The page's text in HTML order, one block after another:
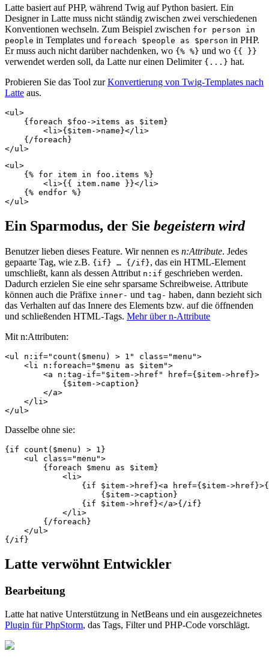
Latte basiert auf PHP, während Twig auf Python basiert. Ein
Designer in Latte muss nicht ständig zwischen zwei verschiedenen
Konventionen wechseln. Zum Beispiel zwischen for person in
people in Templates und foreach $people as $person in PHP.
Er muss auch nicht darüber nachdenken, wo {% %} und wo {{ }}
verwendet werden soll, da Latte nur einen Delimiter {...} hat.
Probieren Sie das Tool zurKonvertierung von Twig-Templates nach
Latte aus.
<ul>
    {foreach $foo->items as $item}
        <li>{$item->name}</li>
    {/foreach}
<ul>
    {% for item in foo.items %}
        <li>{{ item.name }}</li>
    {% endfor %}
Ein Sparmodus, der Sie begeistern wird
Benutzer lieben dieses Feature. Wir nennen es n:Attribute. Jedes
gepaarte Tag, wie z.B. {if} … {/if}, das ein HTML-Element
umschließt, kann als dessen Attribut n:if geschrieben werden.
Dadurch erzielen Sie eine sehr sparsame Schreibweise. Attribute
können auch die Präfixe inner- und tag- haben, dann bezieht sich
das Verhalten auf das Innere des Elements bzw. auf die öffnenden
und schließenden HTML-Tags. Mehr über n-Attribute
Mit n:Attributen:
<ul n:if="count($menu) > 1" class="menu">
    <li n:foreach="$menu as $item">
        <a n:tag-if="$item->href" href={$item->href}>
            {$item->caption}
        </a>
    </li>
Dasselbe ohne sie:
{if count($menu) > 1}
    <ul class="menu">
        {foreach $menu as $item}
            <li>
{if $item->href}<a href={$item-
                    {$item->caption}
                {if $item->href}</a>{/if}
            </li>
        {/foreach}
    </ul>
Latte verwöhnt Entwickler
Bearbeitung
Latte hat native Unterstützung in NetBeans und ein ausgezeichnetes
Plugin für PhpStorm, das Tags, Filter und PHP-Code vorschlägt.